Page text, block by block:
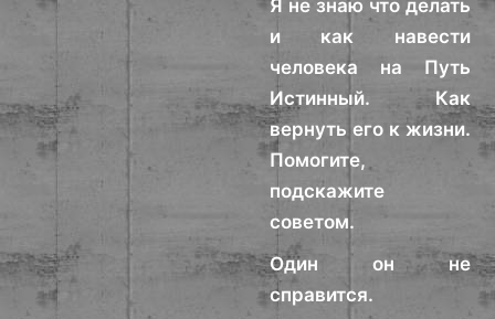
Я не знаю что делать
и как навести
человека на Путь
Истинный. Как
вернуть его к жизни.
Помогите,
подскажите
советом.
Один он не
справится.